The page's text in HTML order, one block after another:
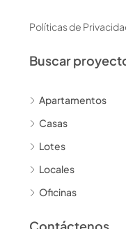
Políticas de
Buscar
Apartamentos
Casas
Lotes
Locales
Oficinas